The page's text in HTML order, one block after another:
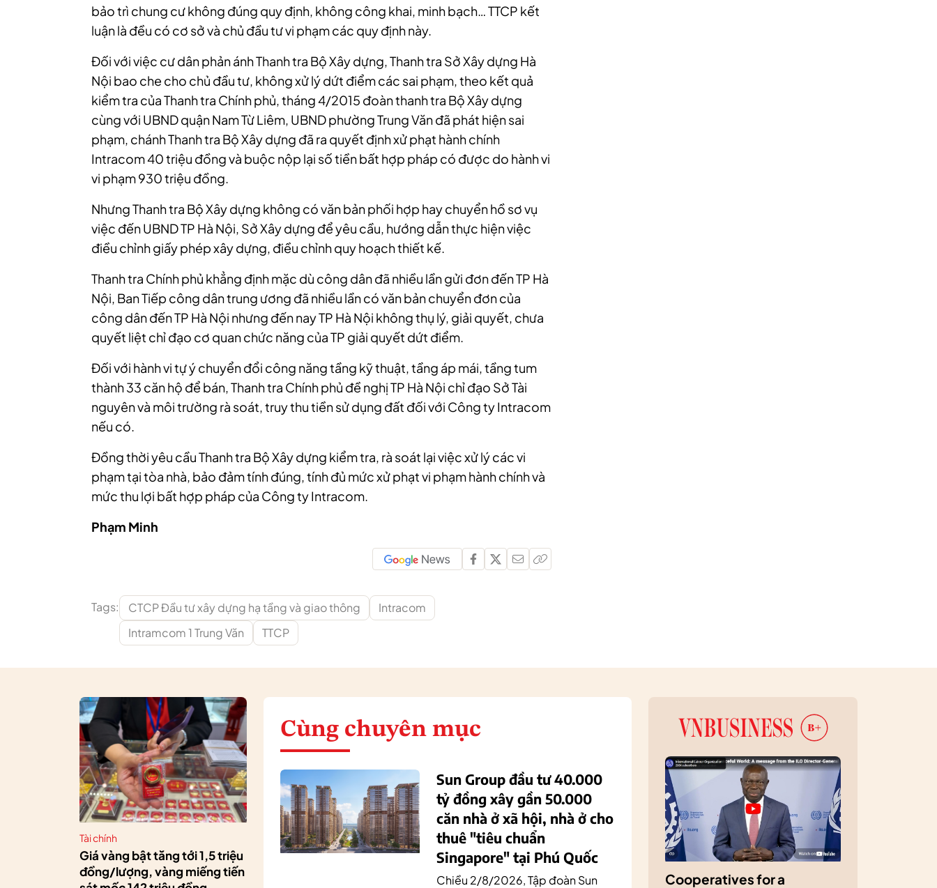
bảo trì chung cư không đúng quy định, không công khai, minh bạch… TTCP kết
luận là đều có cơ sở và chủ đầu tư vi phạm các quy định này.
Đối với việc cư dân phản ánh Thanh tra Bộ Xây dựng, Thanh tra Sở Xây dựng Hà
Nội bao che cho chủ đầu tư, không xử lý dứt điểm các sai phạm, theo kết quả
kiểm tra của Thanh tra Chính phủ, tháng 4/2015 đoàn thanh tra Bộ Xây dựng
cùng với UBND quận Nam Từ Liêm, UBND phường Trung Văn đã phát hiện sai
phạm, chánh Thanh tra Bộ Xây dựng đã ra quyết định xử phạt hành chính
Intracom 40 triệu đồng và buộc nộp lại số tiền bất hợp pháp có được do hành vi
vi phạm 930 triệu đồng.
Nhưng Thanh tra Bộ Xây dựng không có văn bản phối hợp hay chuyển hồ sơ vụ
việc đến UBND TP Hà Nội, Sở Xây dựng để yêu cầu, hướng dẫn thực hiện việc
điều chỉnh giấy phép xây dựng, điều chỉnh quy hoạch thiết kế.
Thanh tra Chính phủ khẳng định mặc dù công dân đã nhiều lần gửi đơn đến TP Hà
Nội, Ban Tiếp công dân trung ương đã nhiều lần có văn bản chuyển đơn của
công dân đến TP Hà Nội nhưng đến nay TP Hà Nội không thụ lý, giải quyết, chưa
quyết liệt chỉ đạo cơ quan chức năng của TP giải quyết dứt điểm.
Đối với hành vi tự ý chuyển đổi công năng tầng kỹ thuật, tầng áp mái, tầng tum
thành 33 căn hộ để bán, Thanh tra Chính phủ đề nghị TP Hà Nội chỉ đạo Sở Tài
nguyên và môi trường rà soát, truy thu tiền sử dụng đất đối với Công ty Intracom
nếu có.
Đồng thời yêu cầu Thanh tra Bộ Xây dựng kiểm tra, rà soát lại việc xử lý các vi
phạm tại tòa nhà, bảo đảm tính đúng, tính đủ mức xử phạt vi phạm hành chính và
mức thu lợi bất hợp pháp của Công ty Intracom.
Phạm Minh
Tags: CTCP Đầu tư xây dựng hạ tầng và giao thông
Intracom
Intramcom 1 Trung Văn
TTCP
Tài chính
Giá vàng bật tăng tới 1,5 triệu
đồng/lượng, vàng miếng tiến
Cùng chuyên mục
Sun Group đầu tư 40.000
tỷ đồng xây gần 50.000
căn nhà ở xã hội, nhà ở cho
thuê "tiêu chuẩn
Singapore" tại Phú Quốc
Chiều 2/8/2026, Tập đoàn Sun Cooperatives for a